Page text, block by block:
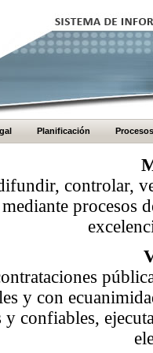
Planificación Procesos
controlar,
procesos
y con
y confiables,